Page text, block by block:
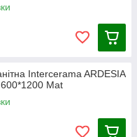
Intercerama ARDESIA
Mat